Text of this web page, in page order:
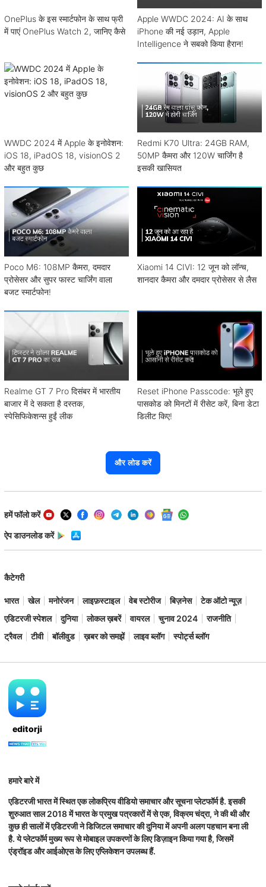
OnePlus के इस स्मार्टफोन के साथ फ्री
में पाएं OnePlus Watch 2, जानिए कैसे
Apple WWDC 2024: AI के साथ
iPhone की नई उड़ान, Apple
Intelligence ने सबको किया हैरान!
WWDC 2024 में Apple के इनोवेशन:
iOS 18, iPadOS 18, visionOS 2
और बहुत कुछ
Redmi K70 Ultra: 24GB RAM,
50MP कैमरा और 120W चार्जिंग है
इसकी खासियत
Poco M6: 108MP कैमरा, दमदार
प्रोसेसर और सुपर फास्ट चार्जिंग वाला
बजट स्मार्टफोन!
Xiaomi 14 CIVI: 12 जून को लॉन्च,
शानदार कैमरा और दमदार प्रोसेसर से लैस
Realme GT 7 Pro दिसंबर में भारतीय
बाजार में दे सकता है दस्तक,
स्पेसिफिकेशन्स हुईं लीक
Reset iPhone Passcode: भूले हुए
पासकोड को मिनटों में रीसेट करें, बिना डेटा
डिलीट किए!
और लोड करें
हमें फॉलो करें
ऐप डाउनलोड करें
कैटेगरी
भारत खेल मनोरंजन लाइफ़स्टाइल वेब स्टोरीज बिज़नेस
टेक ऑटो न्यूज़
एडिटरजी स्पेशल
दुनिया लोकल ख़बरें वायरल चुनाव 2024
राजनीति
ट्रैवल
टीवी बॉलीवुड ख़बर को समझें लाइव ब्लॉग स्पोर्ट्स ब्लॉग
editorji
हमारे बारे में
एडिटरजी भारत में स्थित एक लोकप्रिय वीडियो समाचार और सूचना प्लेटफॉर्म है. इसकी
शुरुआत साल 2018 में भारत के प्रमुख पत्रकारों में से एक, विक्रम चंद्रा, ने की थी और
कुछ ही सालों में एडिटरजी ने डिजिटल समाचार की दुनिया में अपनी अलग पहचान बना ली
है. ये प्लेटफॉर्म मुख्य रूप से मोबाइल उपकरणों के लिए डिज़ाइन किया गया है, जिसमें
एंड्रॉइड और आईओएस के लिए एप्लिकेशन उपलब्ध हैं.